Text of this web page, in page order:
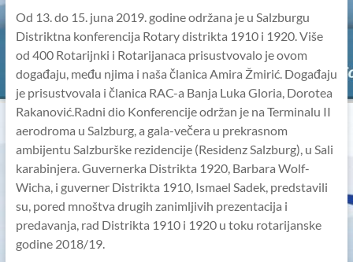
Od 13. do 15. juna 2019. godine održana je u Salzburgu
Distriktna konferencija Rotary distrikta 1910 i 1920. Više
od 400 Rotarijnki i Rotarijanaca prisustvovalo je ovom
događaju, među njima i naša članica Amira Žmirić. Događaju
je prisustvovala i članica RAC-a Banja Luka Gloria, Dorotea
Rakanović.Radni dio Konferencije održan je na Terminalu II
aerodroma u Salzburg, a gala-večera u prekrasnom
ambijentu Salzburške rezidencije (Residenz Salzburg), u Sali
karabinjera. Guvernerka Distrikta 1920, Barbara Wolf-
Wicha, i guverner Distrikta 1910, Ismael Sadek, predstavili
su, pored mnoštva drugih zanimljivih prezentacija i
predavanja, rad Distrikta 1910 i 1920 u toku rotarijanske
godine 2018/19.